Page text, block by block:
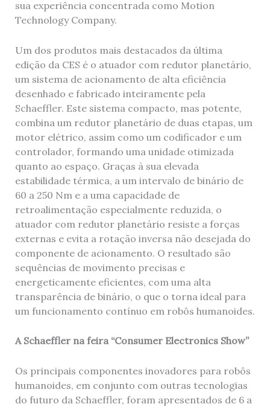
sua experiência concentrada como Motion
Technology Company.
Um dos produtos mais destacados da última
edição da CES é o atuador com redutor planetário,
um sistema de acionamento de alta eficiência
desenhado e fabricado inteiramente pela
Schaeffler. Este sistema compacto, mas potente,
combina um redutor planetário de duas etapas, um
motor elétrico, assim como um codificador e um
controlador, formando uma unidade otimizada
quanto ao espaço. Graças à sua elevada
estabilidade térmica, a um intervalo de binário de
60 a 250 Nm e a uma capacidade de
retroalimentação especialmente reduzida, o
atuador com redutor planetário resiste a forças
externas e evita a rotação inversa não desejada do
componente de acionamento. O resultado são
sequências de movimento precisas e
energeticamente eficientes, com uma alta
transparência de binário, o que o torna ideal para
um funcionamento contínuo em robôs humanoides.
A Schaeffler na feira “Consumer Electronics Show”
Os principais componentes inovadores para robôs
humanoides, em conjunto com outras tecnologias
do futuro da Schaeffler, foram apresentados de 6 a